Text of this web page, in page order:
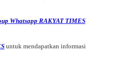
Whatsapp RAKYAT TIMES
untuk mendapatkan informasi